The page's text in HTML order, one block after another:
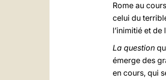
Rome au
celui du
l’inimitié et de
La question
émerge des
en cours, qui